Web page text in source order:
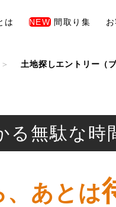
は NEW間取り集
土地探しエントリー（ブ
る無駄な時
あとは